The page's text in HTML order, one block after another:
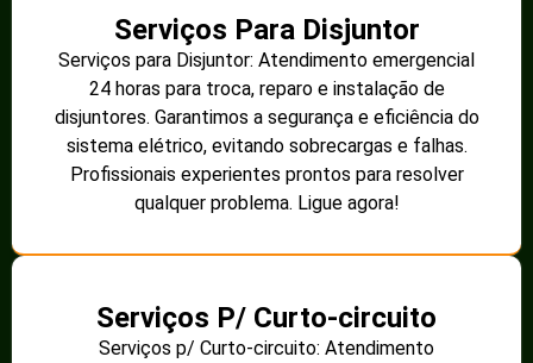
Serviços Para Disjuntor
Serviços para Disjuntor: Atendimento emergencial
24 horas para troca, reparo e instalação de
disjuntores. Garantimos a segurança e eficiência do
sistema elétrico, evitando sobrecargas e falhas.
Profissionais experientes prontos para resolver
qualquer problema. Ligue agora!
Serviços P/ Curto-circuito
Serviços p/ Curto-circuito: Atendimento